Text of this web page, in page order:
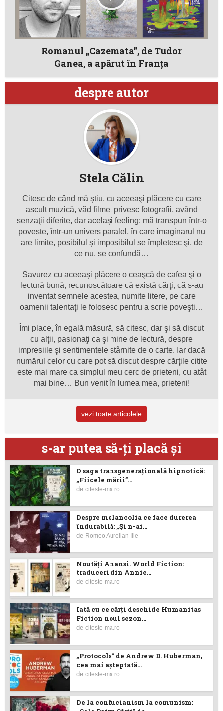
Romanul „Cazemata”, de Tudor
Ganea, a apărut în Franța
despre autor
Stela Călin
Citesc de când mă ştiu, cu aceeaşi plăcere cu care
ascult muzică, văd filme, privesc fotografii, având
senzaţii diferite, dar acelaşi feeling: mă transpun într-o
poveste, într-un univers paralel, în care imaginarul nu
are limite, posibilul şi imposibilul se împletesc şi, de
ce nu, se confundă…
Savurez cu aceeaşi plăcere o ceaşcă de cafea şi o
lectură bună, recunoscătoare că există cărţi, că s-au
inventat semnele acestea, numite litere, pe care
oamenii talentaţi le folosesc pentru a scrie poveşti…
Îmi place, în egală măsură, să citesc, dar şi să discut
cu alţii, pasionaţi ca şi mine de lectură, despre
impresiile şi sentimentele stârnite de o carte. Iar dacă
numărul celor cu care pot să discut despre cărţile citite
este mai mare ca simplul meu cerc de prieteni, cu atât
mai bine… Bun venit în lumea mea, prieteni!
vezi toate articolele
s-ar putea să-ţi placă şi
O saga transgenerațională hipnotică:
„Fiicele mării”...
deciteste-ma.ro
Despre melancolia ce face durerea
îndurabilă: „Și n-ai...
de Romeo Aurelian Ilie
Noutăţi Anansi. World Fiction:
traduceri din Annie...
deciteste-ma.ro
Iată cu ce cărţi deschide Humanitas
Fiction noul sezon...
deciteste-ma.ro
„Protocols“ de Andrew D. Huberman,
cea mai așteptată...
deciteste-ma.ro
De la confucianism la comunism: